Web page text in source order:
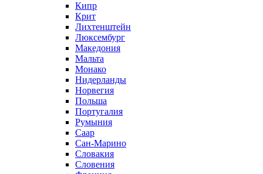
Кипр
Крит
Лихтенштейн
Люксембург
Македония
Мальта
Монако
Нидерланды
Норвегия
Польша
Португалия
Румыния
Саар
Сан-Марино
Словакия
Словения